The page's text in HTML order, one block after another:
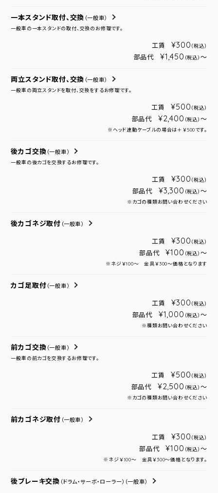
一本スタンド取付、交換 （一般車）
一般車の一本スタンドの取付、交換のお修理です。
工賃 ¥300 （税込）
部品代 ¥1,450 （税込） ～
両立スタンド取付、交換 （一般車）
一般車の両立スタンドを取付、交換をするお修理です。
工賃 ¥500 （税込）
部品代 ¥2,400 （税込） ～
※ヘッド連動ケーブルの場合は＋￥500です。
後カゴ交換 （一般車）
一般車の後カゴを交換するお修理です。
工賃 ¥300 （税込）
部品代 ¥3,300 （税込） ～
※カゴの種類お問い合わせください
後カゴネジ取付 （一般車）
工賃 ¥300 （税込）
部品代 ¥100 （税込） ～
※ネジ￥100～ 金具￥300～価格となります
カゴ足取付 （一般車）
工賃 ¥300 （税込）
部品代 ¥1,000 （税込） ～
※種類お問い合わせください
前カゴ交換 （一般車）
一般車の前カゴを交換するお修理です。
工賃 ¥500 （税込）
部品代 ¥2,500 （税込） ～
※カゴの種類お問い合わせください
前カゴネジ取付 （一般車）
工賃 ¥300 （税込）
部品代 ¥100 （税込） ～
※ネジ￥100～ 金具￥300～価格となります。
後ブレーキ交換 （ドラム・サーボ・ローラー） （一般車）